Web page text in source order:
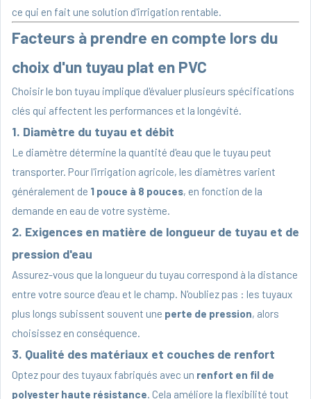
ce qui en fait une solution d'irrigation rentable.
Facteurs à prendre en compte lors du
choix d'un tuyau plat en PVC
Choisir le bon tuyau implique d'évaluer plusieurs spécifications
clés qui affectent les performances et la longévité.
1. Diamètre du tuyau et débit
Le diamètre détermine la quantité d'eau que le tuyau peut
transporter. Pour l'irrigation agricole, les diamètres varient
généralement de 1 pouce à 8 pouces, en fonction de la
demande en eau de votre système.
2. Exigences en matière de longueur de tuyau et de
pression d'eau
Assurez-vous que la longueur du tuyau correspond à la distance
entre votre source d'eau et le champ. N'oubliez pas : les tuyaux
plus longs subissent souvent une perte de pression, alors
choisissez en conséquence.
3. Qualité des matériaux et couches de renfort
Optez pour des tuyaux fabriqués avec un renfort en fil de
polyester haute résistance. Cela améliore la flexibilité tout